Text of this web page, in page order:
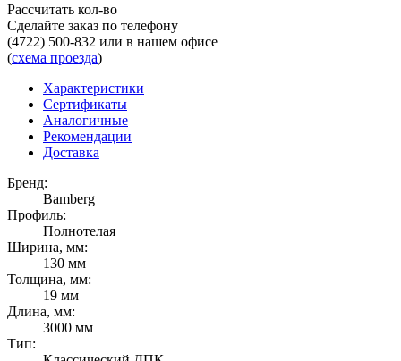
Рассчитать кол-во
Сделайте заказ по телефону
(4722) 500-832 или в нашем офисе
(схема проезда)
Характеристики
Сертификаты
Аналогичные
Рекомендации
Доставка
Бренд:
Bamberg
Профиль:
Полнотелая
Ширина, мм:
130 мм
Толщина, мм:
19 мм
Длина, мм:
3000 мм
Тип: